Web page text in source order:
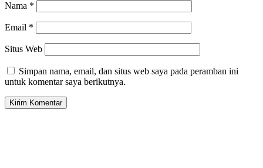
Nama *
Email *
Situs Web
Simpan nama, email, dan situs web saya pada peramban ini
untuk komentar saya berikutnya.